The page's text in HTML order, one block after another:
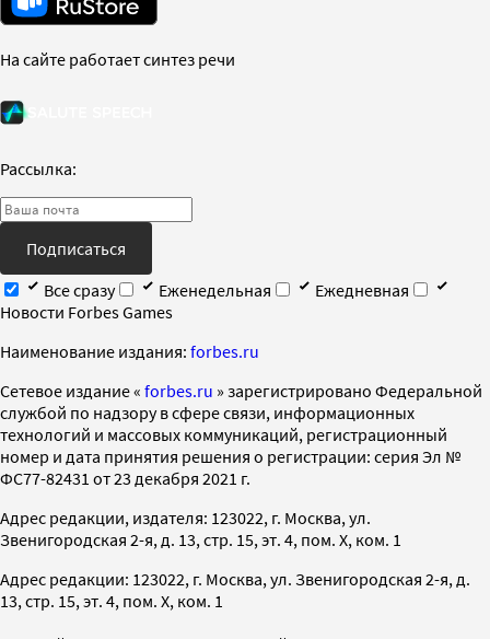
На сайте работает синтез речи
Рассылка:
Подписаться
Все сразу
Еженедельная
Ежедневная
Новости Forbes Games
Наименование издания: forbes.ru
Cетевое издание « forbes.ru » зарегистрировано Федеральной
службой по надзору в сфере связи, информационных
технологий и массовых коммуникаций, регистрационный
номер и дата принятия решения о регистрации: серия Эл №
ФС77-82431 от 23 декабря 2021 г.
Адрес редакции, издателя: 123022, г. Москва, ул.
Звенигородская 2-я, д. 13, стр. 15, эт. 4, пом. X, ком. 1
Адрес редакции: 123022, г. Москва, ул. Звенигородская 2-я, д.
13, стр. 15, эт. 4, пом. X, ком. 1